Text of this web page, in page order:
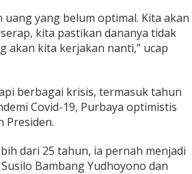
uang yang belum optimal. Kita akan
kita pastikan dananya tidak
akan kita kerjakan nanti,” ucap
berbagai krisis, termasuk tahun
Covid-19, Purbaya optimistis
Presiden.
dari 25 tahun, ia pernah menjadi
Bambang Yudhoyono dan